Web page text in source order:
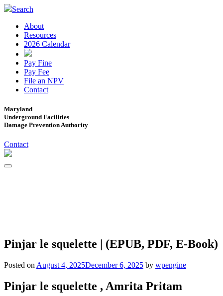
Search
About
Resources
2026 Calendar
Pay Fine
Pay Fee
File an NPV
Contact
Maryland
Underground Facilities
Damage Prevention Authority
Contact
Pinjar le squelette | (EPUB, PDF, E-Book)
Posted on August 4, 2025December 6, 2025 by wpengine
Pinjar le squelette , Amrita Pritam